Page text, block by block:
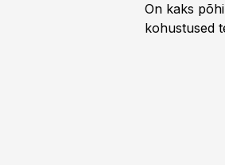
On kaks
kohustused